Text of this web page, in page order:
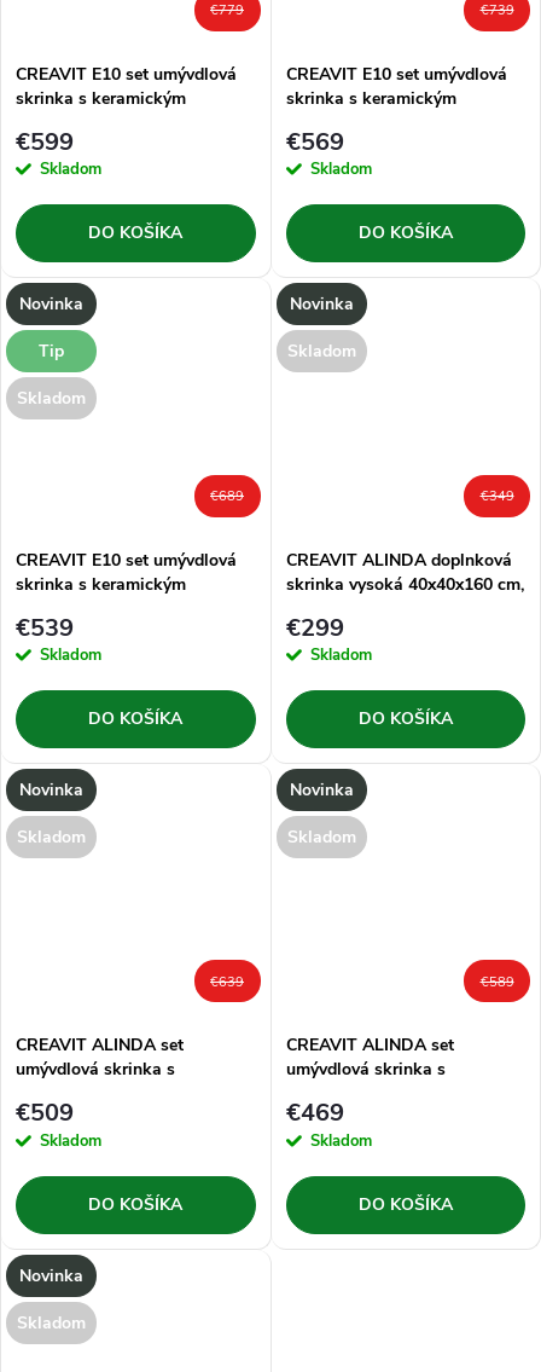
o
v
o
v
€779
CREAVIT E10 set umývdlová
skrinka s keramickým
biela
€599
Skladom
DO KOŠÍKA
€739
CREAVIT E10 set umývdlová
skrinka s keramickým
biela
€569
Skladom
DO KOŠÍKA
Novinka
Tip
Skladom
€689
CREAVIT E10 set umývdlová
skrinka s keramickým
biela
€539
Skladom
DO KOŠÍKA
Novinka
Skladom
€349
CREAVIT ALINDA doplnková
skrinka vysoká 40x40x160 cm,
€299
Skladom
DO KOŠÍKA
Novinka
Skladom
€639
CREAVIT ALINDA set
umývdlová skrinka s
biela
€509
Skladom
DO KOŠÍKA
Novinka
Skladom
€589
CREAVIT ALINDA set
umývdlová skrinka s
biela
€469
Skladom
DO KOŠÍKA
Novinka
Skladom